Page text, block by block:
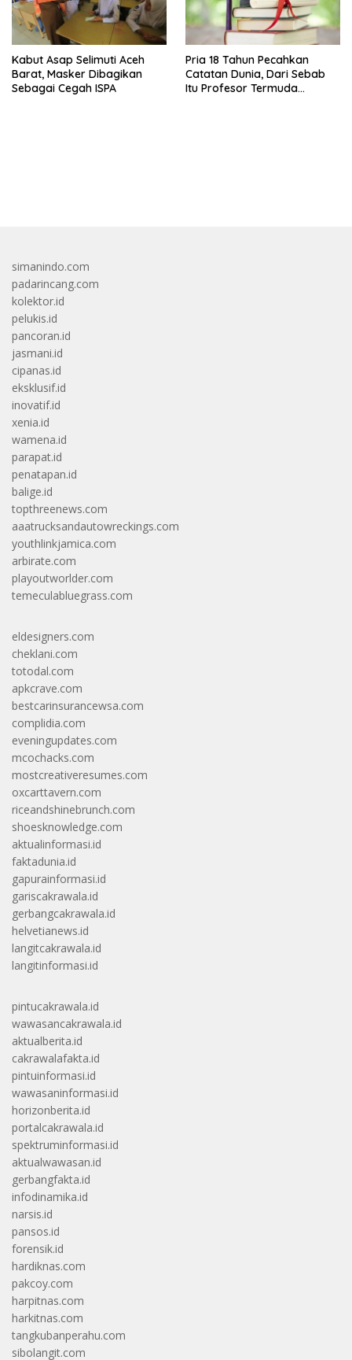
Kabut Asap Selimuti Aceh
Barat, Masker Dibagikan
Sebagai Cegah ISPA
Pria 18 Tahun Pecahkan
Catatan Dunia, Dari Sebab
Itu Profesor Termuda
simanindo.com
padarincang.com
kolektor.id
pelukis.id
pancoran.id
jasmani.id
cipanas.id
eksklusif.id
inovatif.id
xenia.id
wamena.id
parapat.id
penatapan.id
balige.id
topthreenews.com
aaatrucksandautowreckings.com
youthlinkjamica.com
arbirate.com
playoutworlder.com
temeculabluegrass.com
eldesigners.com
cheklani.com
totodal.com
apkcrave.com
bestcarinsurancewsa.com
complidia.com
eveningupdates.com
mcochacks.com
mostcreativeresumes.com
oxcarttavern.com
riceandshinebrunch.com
shoesknowledge.com
aktualinformasi.id
faktadunia.id
gapurainformasi.id
gariscakrawala.id
gerbangcakrawala.id
helvetianews.id
langitcakrawala.id
langitinformasi.id
pintucakrawala.id
wawasancakrawala.id
aktualberita.id
cakrawalafakta.id
pintuinformasi.id
wawasaninformasi.id
horizonberita.id
portalcakrawala.id
spektruminformasi.id
aktualwawasan.id
gerbangfakta.id
infodinamika.id
narsis.id
pansos.id
forensik.id
hardiknas.com
pakcoy.com
harpitnas.com
harkitnas.com
tangkubanperahu.com
sibolangit.com